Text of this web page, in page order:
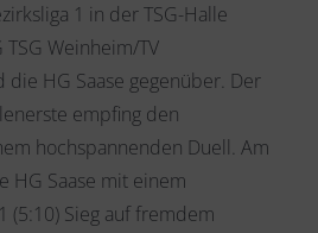
1 in der TSG-Halle
Weinheim/TV
HG Saase gegenüber. Der
empfing den
hochspannenden Duell. Am
HG Saase mit einem
(5:10) Sieg auf fremdem